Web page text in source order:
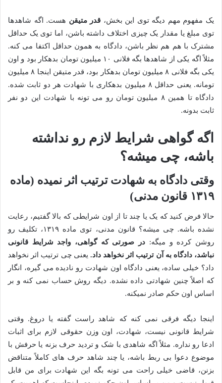
یک مفهوم مهم دیگه توی این بخش، قدر متیقن هست. اگه شاهدها
توی مبلغ یا مقدار یک چیزی اختلاف داشته باشن، اما توی یک حداقل
مشترک با هم هم نظر باشن، دادگاه به همون حداقل اکتفا می کنه.
مثلاً اگه یکی از شاهدها بگه فلانی ۱۰ میلیون تومان بدهکار بود و اون
یکی بگه فلانی ۸ میلیون تومان بدهکار بود، قدر متیقن اینجا ۸ میلیون
تومانه. یعنی حداقل ۸ میلیون بدهکاری با شهادت هر دو ثابت شده.
دادگاه تا همین ۸ میلیون تومان رو می تونه با شهادت این دو نفر
ثابت بدونه.
اگه گواهی شرایط لازم رو نداشته
باشه، چی میشه؟
وقتی دادگاه به شهادت ترتیب اثر نمیده (ماده
۱۳۱۹ قانون مدنی)
حالا فرض کنید که یک یا چند تا از اون شرایطی که بالا گفتیم، رعایت
نشده باشه. چی میشه؟ قانون مدنی، توی ماده ۱۳۱۹، تکلیف رو
روشن کرده و میگه: در صورتی که گواهی، واجد شرایط قانونی
نباشد، دادگاه به آن ترتیب اثر نخواهد داد. یعنی چی ترتیب اثر نخواهد
داد؟ خیلی ساده، یعنی دادگاه اون شهادت رو نادیده می گیره، انگار
که اصلاً چنین شهادتی داده نشده. دیگه روش حساب نمی کنه و بر
اساس اون حکم صادر نمیکنه.
اینجا دیگه فرقی نمی کنه که شاهد راست گفته یا دروغ. وقتی
شرایط قانونی نیست، شهادت، اون وزن حقوقی لازم برای اثبات
ادعا رو نداره. مثلاً اگه شاهدی با شک و تردید حرف بزنه یا حرفش با
موضوع دعوا بی ربط باشه، یا چند شاهد حرف های کاملاً متناقض
بزنن، قاضی خیلی راحت می تونه بگه این شهادت برای من قابل